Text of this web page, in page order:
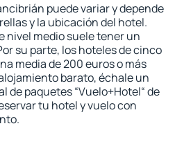
puede variar y depende
y la ubicación del hotel.
nivel medio suele tener un
su parte, los hoteles de cinco
media de 200 euros o más
barato, échale un
de paquetes “Vuelo+Hotel“ de
tu hotel y vuelo con